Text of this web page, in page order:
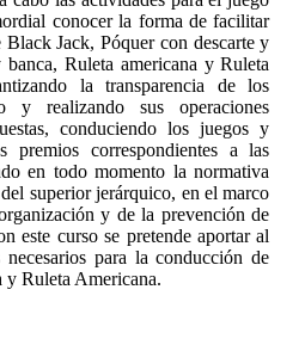
conocer la forma de facilitar
Jack, Póquer con descarte y
Ruleta americana y Ruleta
la transparencia de los
y realizando sus operaciones
conduciendo los juegos y
premios correspondientes a las
en todo momento la normativa
superior jerárquico, en el marco
y de la prevención de
este curso se pretende aportar al
para la conducción de
y Ruleta Americana.